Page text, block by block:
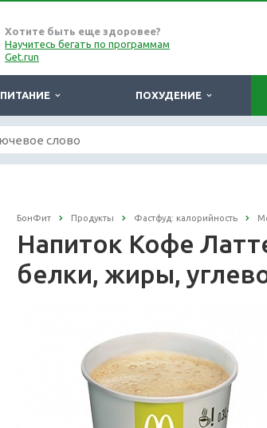
Хотите быть еще здоровее?
Научитесь бегать по программам
Get.run
ПИТАНИЕ ПОХУДЕНИЕ
БонФит Продукты Фастфуд: калорийность
Напиток Кофе
белки, жиры,